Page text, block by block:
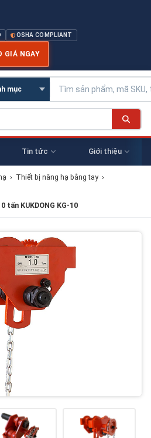
OSHA COMPLIANT
GIÁ NGAY
Tin tức Giới thiệu
› Thiết bị nâng hạ bằng tay ›
tấn KUKDONG KG-10